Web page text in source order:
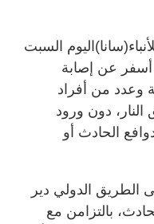
السبت
عن إصابة
وعدد من أفراد
النار، دون ورود
الحادث أو
الدولي دير
بالتزامن مع